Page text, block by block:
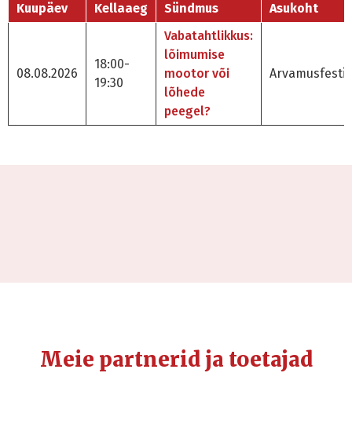
Kuupäev Kellaaeg Sündmus Asukoht
08.08.2026
18:00-
19:30
Vabatahtlikkus:
lõimumise
mootor või
lõhede
peegel?
Meie partnerid ja toetajad